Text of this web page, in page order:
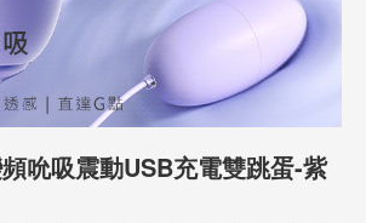
吮吸震動USB充電雙跳蛋-紫